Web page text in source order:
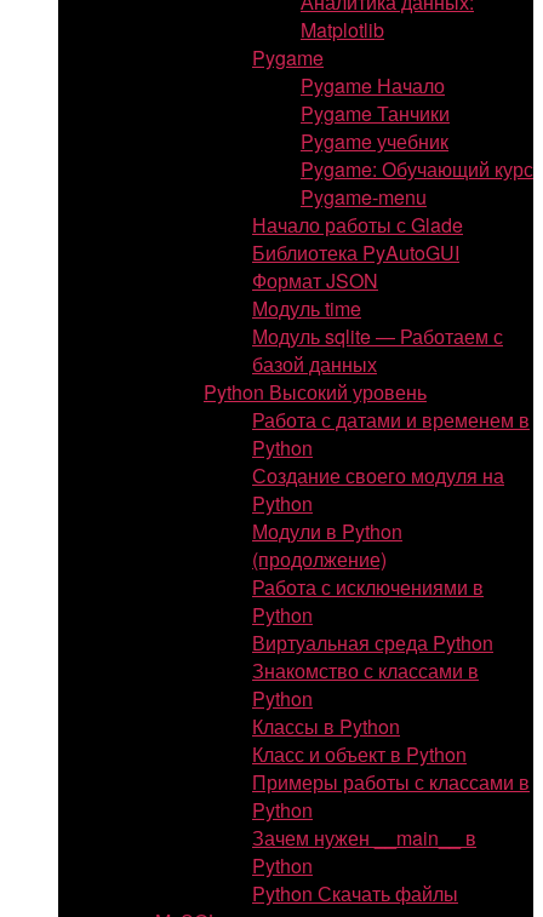
Matplotlib
Pygame
Pygame Начало
Pygame Танчики
Pygame учебник
Pygame: Обучающий курс
Pygame-menu
Начало работы с Glade
Библиотека PyAutoGUI
Формат JSON
Модуль time
Модуль sqlite — Работаем с
базой данных
Python Высокий уровень
Работа с датами и временем в
Python
Создание своего модуля на
Python
Модули в Python
(продолжение)
Работа с исключениями в
Python
Виртуальная среда Python
Знакомство с классами в
Python
Классы в Python
Класс и объект в Python
Примеры работы с классами в
Python
Зачем нужен __main__ в
Python
Python Скачать файлы